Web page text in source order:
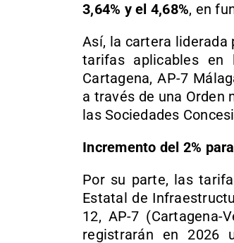
3,64% y el 4,68%, en
Así, la cartera liderada
tarifas aplicables en
Cartagena, AP-7
a través de una Orden
las Sociedades
Incremento del 2%
Por su parte, las
Estatal de
12, AP-7 (Cartagena-
registrarán en 2026